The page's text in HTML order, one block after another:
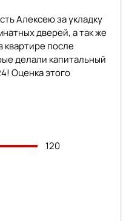
Алексею за укладку
дверей, а так же
квартире после
делали капитальный
Оценка этого
120